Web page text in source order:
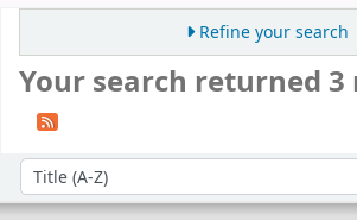
Refine your search
Your search returned 3
Sort by: